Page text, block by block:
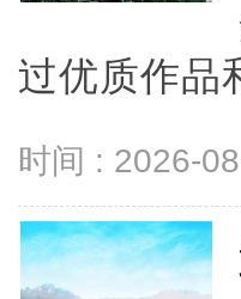
过优质作品
时间 : 2026-